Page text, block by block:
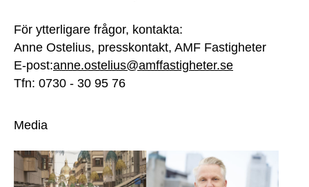
För ytterligare frågor, kontakta:
Anne Ostelius, presskontakt, AMF Fastigheter
E-post:anne.ostelius@amffastigheter.se
Tfn: 0730 - 30 95 76
Media